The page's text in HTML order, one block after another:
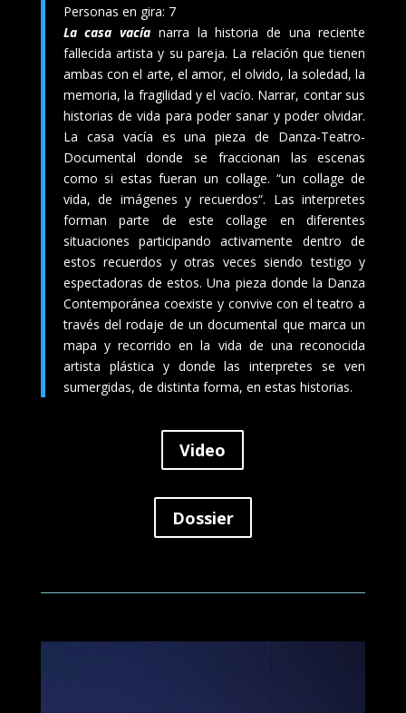
Personas en gira: 7
La casa vacía narra la historia de una reciente
fallecida artista y su pareja. La relación que tienen
ambas con el arte, el amor, el olvido, la soledad, la
memoria, la fragilidad y el vacío. Narrar, contar sus
historias de vida para poder sanar y poder olvidar.
La casa vacía es una pieza de Danza-Teatro-
Documental donde se fraccionan las escenas
como si estas fueran un collage. “un collage de
vida, de imágenes y recuerdos“. Las interpretes
forman parte de este collage en diferentes
situaciones participando activamente dentro de
estos recuerdos y otras veces siendo testigo y
espectadoras de estos. Una pieza donde la Danza
Contemporánea coexiste y convive con el teatro a
través del rodaje de un documental que marca un
mapa y recorrido en la vida de una reconocida
artista plástica y donde las interpretes se ven
sumergidas, de distinta forma, en estas historias.
Video
Dossier